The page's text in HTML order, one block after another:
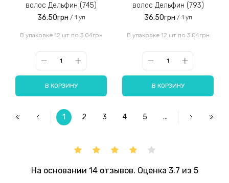
волос Дельфин (745)
36.50грн / 1 уп
В упаковке 12 шт по 3.04грн
В КОРЗИНУ
волос Дельфин (793)
36.50грн / 1 уп
В упаковке 12 шт по 3.04грн
В КОРЗИНУ
1 2 3 4 5 ...
На основании 14 отзывов. Оценка 3.7 из 5